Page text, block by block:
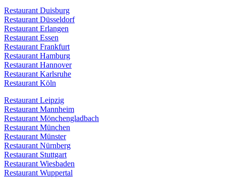
Restaurant Duisburg
Restaurant Düsseldorf
Restaurant Erlangen
Restaurant Essen
Restaurant Frankfurt
Restaurant Hamburg
Restaurant Hannover
Restaurant Karlsruhe
Restaurant Köln
Restaurant Leipzig
Restaurant Mannheim
Restaurant Mönchengladbach
Restaurant München
Restaurant Münster
Restaurant Nürnberg
Restaurant Stuttgart
Restaurant Wiesbaden
Restaurant Wuppertal